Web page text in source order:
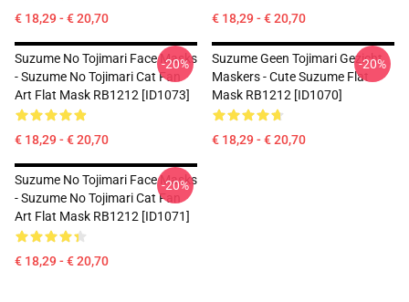
€ 18,29 - € 20,70 € 18,29 - € 20,70
Suzume No Tojimari Face Masks
- Suzume No Tojimari Cat Fan
Art Flat Mask RB1212 [ID1073]
€ 18,29 - € 20,70
-20%
Suzume Geen Tojimari Gezicht
Maskers - Cute Suzume Flat
Mask RB1212 [ID1070]
€ 18,29 - € 20,70
-20%
Suzume No Tojimari Face Masks
- Suzume No Tojimari Cat Fan
Art Flat Mask RB1212 [ID1071]
€ 18,29 - € 20,70
-20%